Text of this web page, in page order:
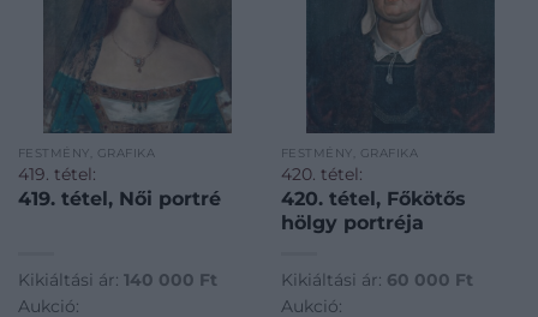
FESTMÉNY, GRAFIKA
419. tétel:
419. tétel, Női portré
Kikiáltási ár: 140 000 Ft
Aukció:
FESTMÉNY, GRAFIKA
420. tétel:
420. tétel, Főkötős
hölgy portréja
Kikiáltási ár: 60 000 Ft
Aukció: